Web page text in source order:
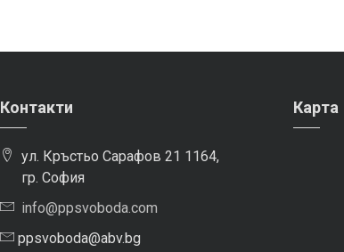
Контакти
ул. Кръстьо Сарафов 21 1164,
гр. София
info@ppsvoboda.com
ppsvoboda@abv.bg
Карта